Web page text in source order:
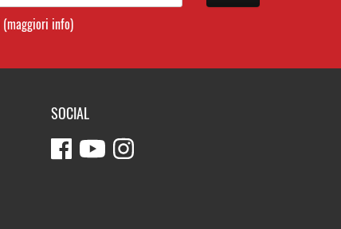
(maggiori info)
SOCIAL